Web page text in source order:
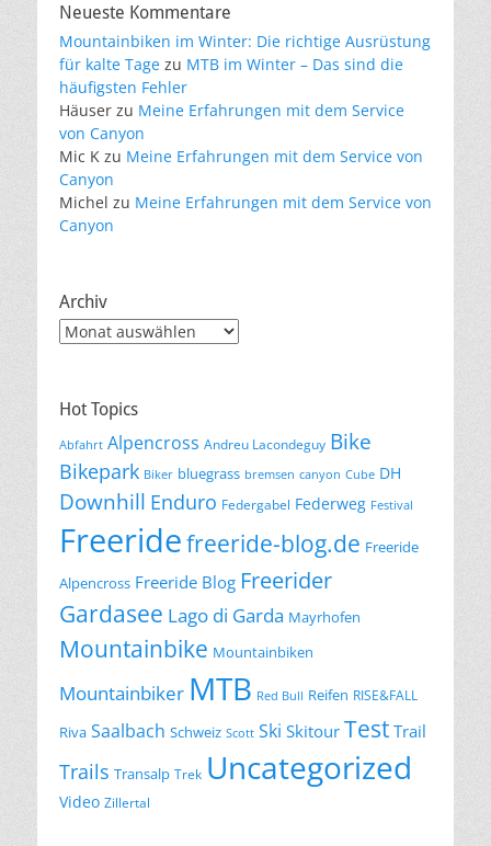
Neueste Kommentare
Mountainbiken im Winter: Die richtige Ausrüstung
für kalte Tage zu MTB im Winter – Das sind die
häufigsten Fehler
Häuser zu Meine Erfahrungen mit dem Service
von Canyon
Mic K zu Meine Erfahrungen mit dem Service von
Canyon
Michel zu Meine Erfahrungen mit dem Service von
Canyon
Archiv
Archiv
Hot Topics
Abfahrt Alpencross Andreu Lacondeguy Bike
Bikepark Biker bluegrass bremsen canyon Cube DH
Downhill Enduro Federgabel Federweg Festival
Freeridefreeride-blog.de Freeride
Alpencross Freeride Blog Freerider
Gardasee Lago di Garda Mayrhofen
Mountainbike Mountainbiken
Mountainbiker MTB Red Bull Reifen RISE&FALL
Riva Saalbach Schweiz Scott Ski Skitour Test Trail
Trails Transalp Trek Uncategorized
Video Zillertal